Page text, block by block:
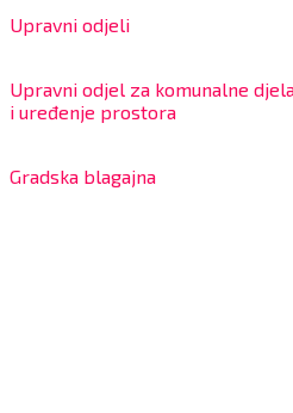
Upravni odjeli
Upravni odjel za komunalne
i uređenje prostora
Gradska blagajna